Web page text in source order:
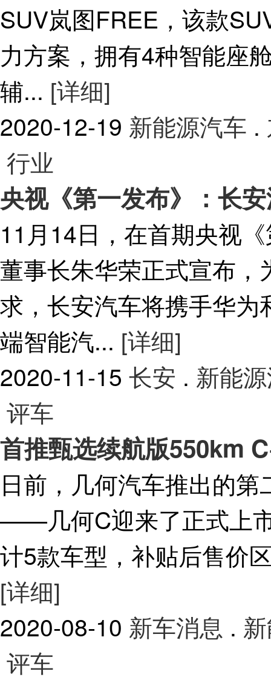
SUV岚图FREE，该款
力方案，拥有4种智能座
辅... [详细]
2020-12-19 新能源汽车 .
行业
央视《第一发布》：长
11月14日，在首期央视
董事长朱华荣正式宣布
求，长安汽车将携手华
端智能汽... [详细]
2020-11-15 长安 . 新能
评车
首推甄选续航版550km
日前，几何汽车推出的
——几何C迎来了正式上
计5款车型，补贴后售价
[详细]
2020-08-10 新车消息 .
评车